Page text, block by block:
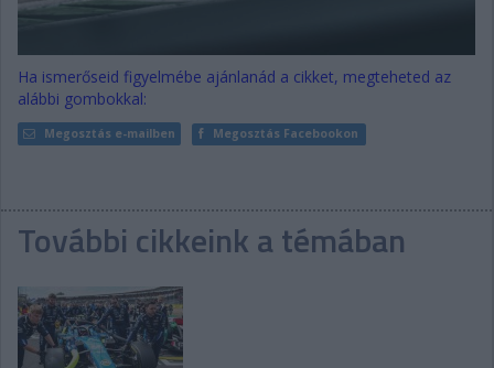
Ha ismerőseid figyelmébe ajánlanád a cikket, megteheted az
alábbi gombokkal:
Megosztás e-mailben Megosztás Facebookon
További cikkeink a témában